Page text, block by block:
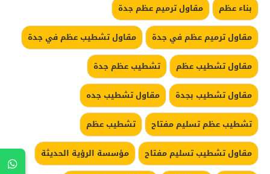
بناء عظم
مقاول ترميم عظم جدة
مقاول ترميم عظم في جدة
مقاول تشطيب عظم في جدة
مقاول تشطيب عظم
تشطيب عظم جدة
مقاول تشطيب بجدة
مقاول تشطيب جده
تشطيب عظم تسليم مفتاح
تشطيب عظم
مقاول تشطيب تسليم مفتاح
مؤسسة الرؤية الحديثة